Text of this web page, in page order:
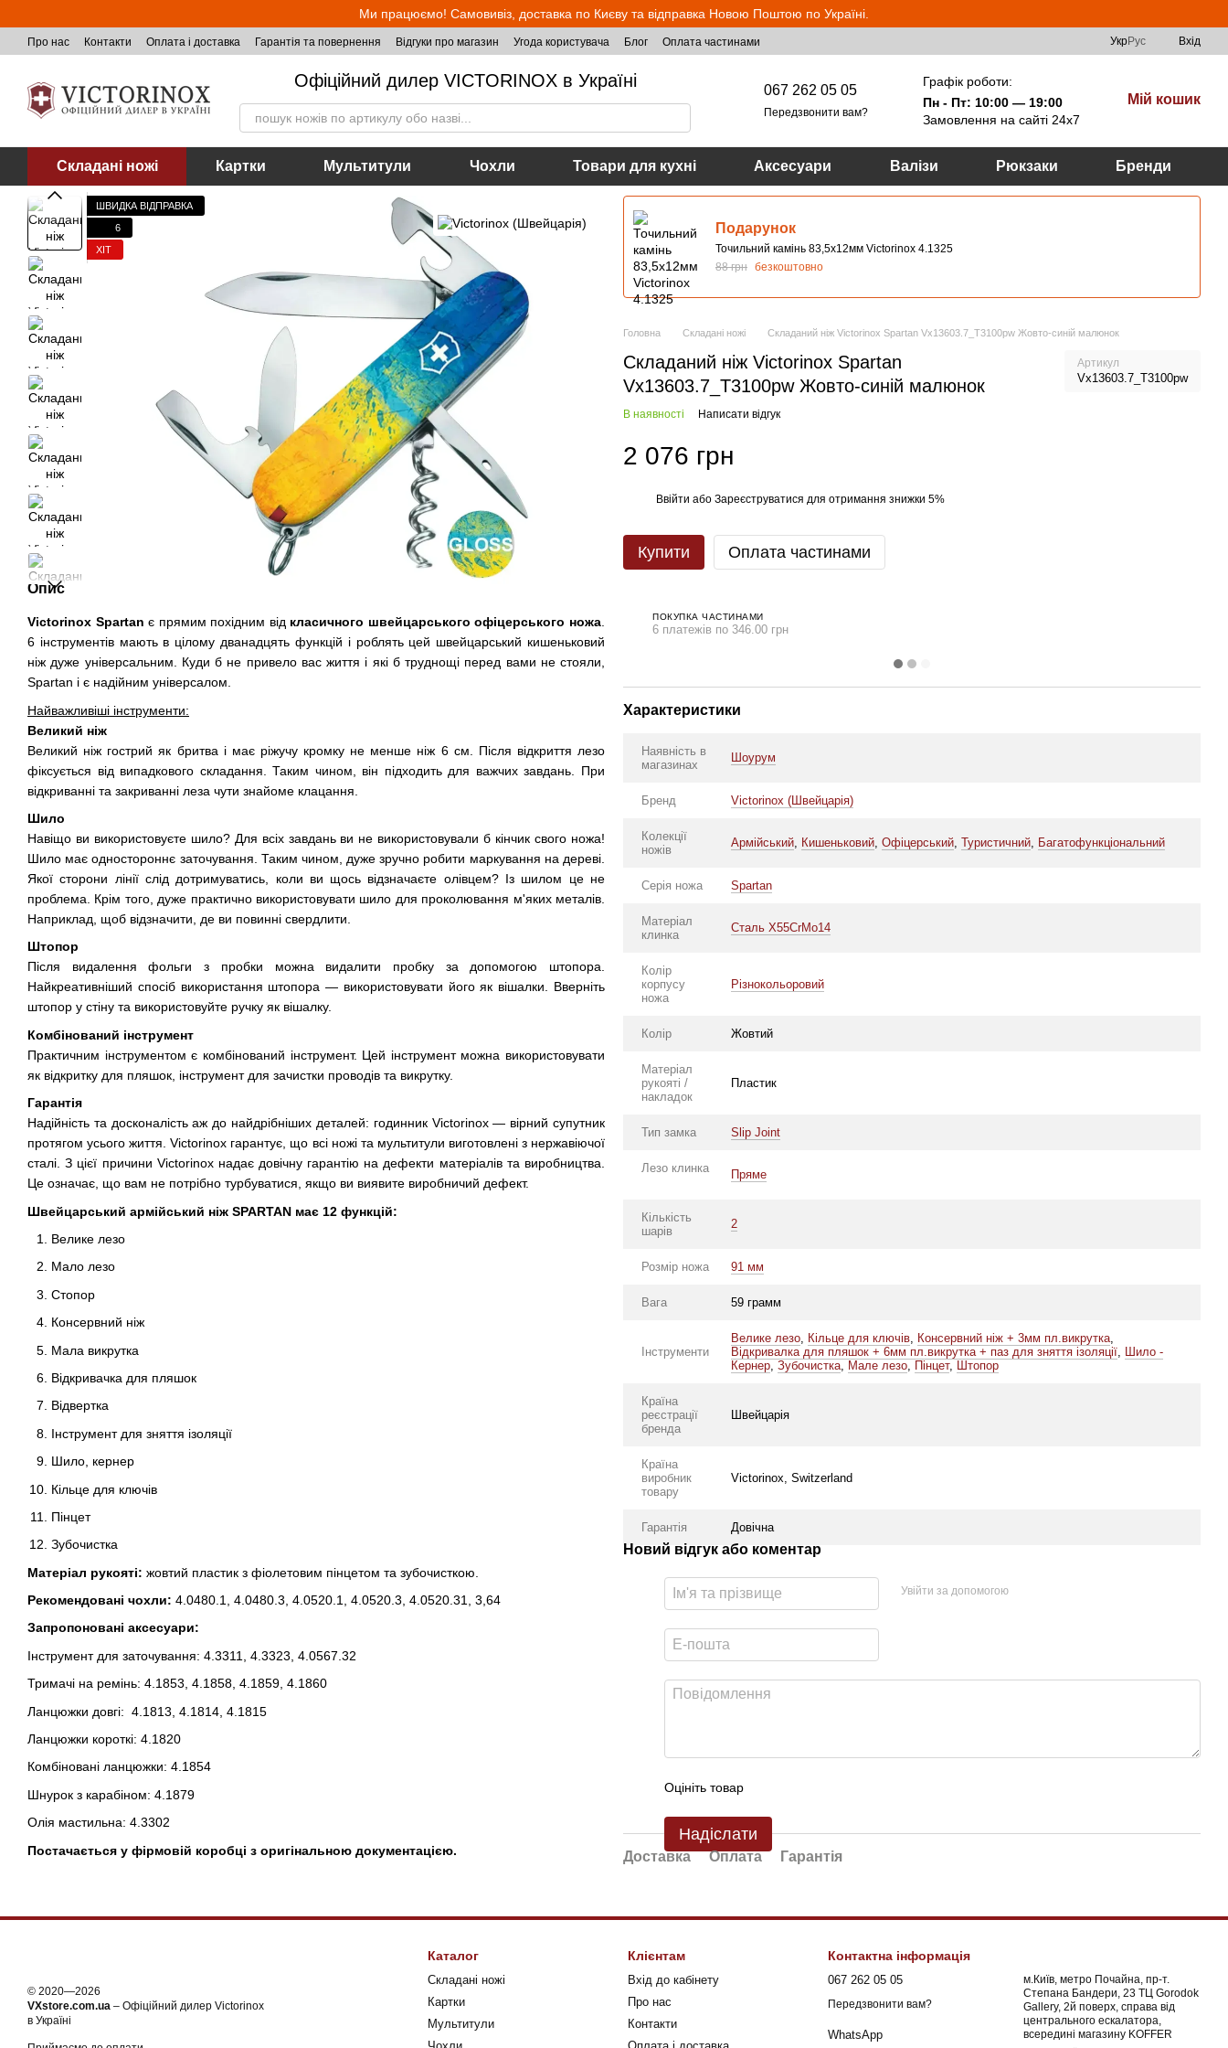
Ми працюємо! Самовивіз, доставка по Києву та відправка Новою Поштою по Україні.
Про нас Контакти Оплата і доставка Гарантія та повернення Відгуки про магазин Угода користувача Блог Оплата частинами УкрРус Вхід
Офіційний дилер VICTORINOX в Україні 067 262 05 05
Передзвонити вам?
Графік роботи:
Пн - Пт: 10:00 — 19:00
Замовлення на сайті 24х7
Мій кошик
Складані ножі Картки Мультитули Чохли Товари для кухні Аксесуари Валізи Рюкзаки Бренди
ШВИДКА ВІДПРАВКА
6
ХІТ
Опис
Victorinox Spartan є прямим похідним від класичного швейцарського офіцерського ножа.
6 інструментів мають в цілому дванадцять функцій і роблять цей швейцарський кишеньковий
ніж дуже універсальним. Куди б не привело вас життя і які б труднощі перед вами не стояли,
Spartan і є надійним універсалом.
Найважливіші інструменти:
Великий ніж
Великий ніж гострий як бритва і має ріжучу кромку не менше ніж 6 см. Після відкриття лезо
фіксується від випадкового складання. Таким чином, він підходить для важчих завдань. При
відкриванні та закриванні леза чути знайоме клацання.
Шило
Навіщо ви використовуєте шило? Для всіх завдань ви не використовували б кінчик свого ножа!
Шило має одностороннє заточування. Таким чином, дуже зручно робити маркування на дереві.
Якої сторони лінії слід дотримуватись, коли ви щось відзначаєте олівцем? Із шилом це не
проблема. Крім того, дуже практично використовувати шило для проколювання м'яких металів.
Наприклад, щоб відзначити, де ви повинні свердлити.
Штопор
Після видалення фольги з пробки можна видалити пробку за допомогою штопора.
Найкреативніший спосіб використання штопора — використовувати його як вішалки. Вверніть
штопор у стіну та використовуйте ручку як вішалку.
Комбінований інструмент
Практичним інструментом є комбінований інструмент. Цей інструмент можна використовувати
як відкритку для пляшок, інструмент для зачистки проводів та викрутку.
Гарантія
Надійність та досконалість аж до найдрібніших деталей: годинник Victorinox — вірний супутник
протягом усього життя. Victorinox гарантує, що всі ножі та мультитули виготовлені з нержавіючої
сталі. З цієї причини Victorinox надає довічну гарантію на дефекти матеріалів та виробництва.
Це означає, що вам не потрібно турбуватися, якщо ви виявите виробничий дефект.
Швейцарський армійський ніж SPARTAN має 12 функцій:
Велике лезо
Мало лезо
Стопор
Консервний ніж
Мала викрутка
Відкривачка для пляшок
Відвертка
Інструмент для зняття ізоляції
Шило, кернер
Кільце для ключів
Пінцет
Зубочистка
Матеріал рукояті: жовтий пластик з фіолетовим пінцетом та зубочисткою.
Рекомендовані чохли: 4.0480.1, 4.0480.3, 4.0520.1, 4.0520.3, 4.0520.31, 3,64
Запропоновані аксесуари:
Інструмент для заточування: 4.3311, 4.3323, 4.0567.32
Тримачі на ремінь: 4.1853, 4.1858, 4.1859, 4.1860
Ланцюжки довгі: 4.1813, 4.1814, 4.1815
Ланцюжки короткі: 4.1820
Комбіновані ланцюжки: 4.1854
Шнурок з карабіном: 4.1879
Олія мастильна: 4.3302
Постачається у фірмовій коробці з оригінальною документацією.
Подарунок
Точильний камінь 83,5х12мм Victorinox 4.1325
88 грн безкоштовно
Головна Складані ножі Складаний ніж Victorinox Spartan Vx13603.7_T3100pw Жовто-синій малюнок
Складаний ніж Victorinox Spartan
Vx13603.7_T3100pw Жовто-синій малюнок
Артикул
Vx13603.7_T3100pw
В наявності Написати відгук
2 076 грн
Ввійти або Зареєструватися для отримання знижки 5%
Купити Оплата частинами
ПОКУПКА ЧАСТИНАМИ
6 платежів по 346.00 грн
Характеристики
Наявність в
магазинах
Шоурум
Бренд Victorinox (Швейцарія)
Колекції
ножів
Армійський, Кишеньковий, Офіцерський, Туристичний, Багатофункціональний
Серія ножа Spartan
Матеріал
клинка
Сталь X55CrMo14
Колір
корпусу
ножа
Різнокольоровий
Колір Жовтий
Матеріал
рукояті /
накладок
Пластик
Тип замка Slip Joint
Лезо клинка Пряме
Кількість
шарів
2
Розмір ножа 91 мм
Вага 59 грамм
Інструменти
Велике лезо, Кільце для ключів, Консервний ніж + 3мм пл.викрутка,
Відкривалка для пляшок + 6мм пл.викрутка + паз для зняття ізоляції, Шило -
Кернер, Зубочистка, Мале лезо, Пінцет, Штопор
Країна
реєстрації
бренда
Швейцарія
Країна
виробник
товару
Victorinox, Switzerland
Гарантія Довічна
Новий відгук або коментар
Увійти за допомогою
Оцініть товар
Надіслати
Доставка Оплата Гарантія
© 2020—2026
VXstore.com.ua – Офіційний дилер Victorinox
в Україні
Каталог
Складані ножі
Картки
Мультитули
Клієнтам
Вхід до кабінету
Про нас
Контакти
Контактна інформація
067 262 05 05
Передзвонити вам?
WhatsApp
м.Київ, метро Почайна, пр-т.
Степана Бандери, 23 ТЦ Gorodok
Gallery, 2й поверх, справа від
центрального ескалатора,
всередині магазину KOFFER